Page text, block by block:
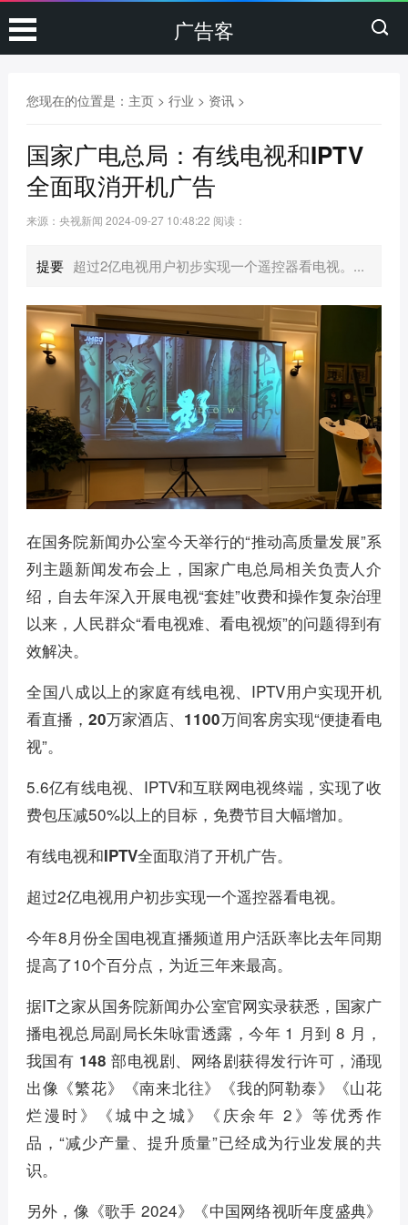
广告客
您现在的位置是： 主页> 行业 > 资讯>
国家广电总局：有线电视和IPTV
全面取消开机广告
来源：央视新闻 2024-09-27 10:48:22 阅读：
提要 超过2亿电视用户初步实现一个遥控器看电视。...
在国务院新闻办公室今天举行的“推动高质量发展”系
列主题新闻发布会上，国家广电总局相关负责人介
绍，自去年深入开展电视“套娃”收费和操作复杂治理
以来，人民群众“看电视难、看电视烦”的问题得到有
效解决。
全国八成以上的家庭有线电视、IPTV用户实现开机
看直播，20万家酒店、1100万间客房实现“便捷看电
视”。
5.6亿有线电视、IPTV和互联网电视终端，实现了收
费包压减50%以上的目标，免费节目大幅增加。
有线电视和IPTV全面取消了开机广告。
超过2亿电视用户初步实现一个遥控器看电视。
今年8月份全国电视直播频道用户活跃率比去年同期
提高了10个百分点，为近三年来最高。
据IT之家从国务院新闻办公室官网实录获悉，国家广
播电视总局副局长朱咏雷透露，今年 1 月到 8 月，
我国有 148 部电视剧、网络剧获得发行许可 ，涌现
出像《繁花》《南来北往》《我的阿勒泰》《山花
烂漫时》《城中之城》《庆余年 2》等优秀作
品，“减少产量、提升质量”已经成为行业发展的共
识。
另外，像《歌手 2024》《中国网络视听年度盛典》